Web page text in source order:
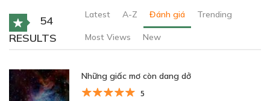
54
RESULTS
Latest A-Z Đánh giá Trending
Most Views New
Những giấc mơ còn dang dở
5